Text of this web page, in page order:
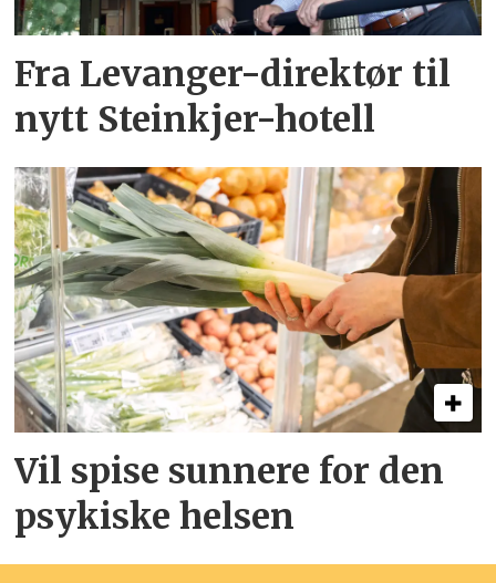
Fra Levanger-direktør til
nytt Steinkjer-hotell
Vil spise sunnere for den
psykiske helsen